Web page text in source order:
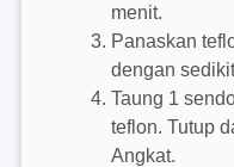
menit.
Panaskan
dengan
Taung 1
teflon. Tutup
Angkat.